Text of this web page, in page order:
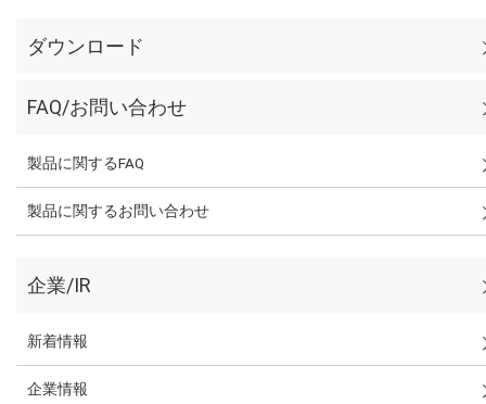
ダウンロード
FAQ/お問い合わせ
製品に関するFAQ
製品に関するお問い合わせ
企業/IR
新着情報
企業情報